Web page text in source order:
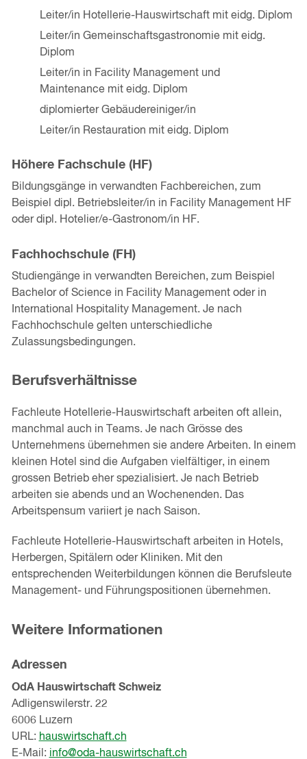
Leiter/in Hotellerie-Hauswirtschaft mit eidg. Diplom
Leiter/in Gemeinschaftsgastronomie mit eidg.
Diplom
Leiter/in in Facility Management und
Maintenance mit eidg. Diplom
diplomierter Gebäudereiniger/in
Leiter/in Restauration mit eidg. Diplom
Höhere Fachschule (HF)
Bildungsgänge in verwandten Fachbereichen, zum
Beispiel dipl. Betriebsleiter/in in Facility Management HF
oder dipl. Hotelier/e-Gastronom/in HF.
Fachhochschule (FH)
Studiengänge in verwandten Bereichen, zum Beispiel
Bachelor of Science in Facility Management oder in
International Hospitality Management. Je nach
Fachhochschule gelten unterschiedliche
Zulassungsbedingungen.
Berufsverhältnisse
Fachleute Hotellerie-Hauswirtschaft arbeiten oft allein,
manchmal auch in Teams. Je nach Grösse des
Unternehmens übernehmen sie andere Arbeiten. In einem
kleinen Hotel sind die Aufgaben vielfältiger, in einem
grossen Betrieb eher spezialisiert. Je nach Betrieb
arbeiten sie abends und an Wochenenden. Das
Arbeitspensum variiert je nach Saison.
Fachleute Hotellerie-Hauswirtschaft arbeiten in Hotels,
Herbergen, Spitälern oder Kliniken. Mit den
entsprechenden Weiterbildungen können die Berufsleute
Management- und Führungspositionen übernehmen.
Weitere Informationen
Adressen
OdA Hauswirtschaft Schweiz
Adligenswilerstr. 22
6006 Luzern
URL: hauswirtschaft.ch
E-Mail: info@oda-hauswirtschaft.ch